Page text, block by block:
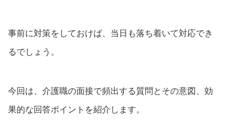
事前に対策をしておけば、当日も落ち着いて対応でき
るでしょう。
今回は、介護職の面接で頻出する質問とその意図、効
果的な回答ポイントを紹介します。